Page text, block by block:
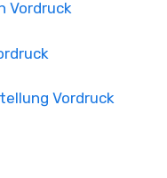
Vordruck
Vordruck